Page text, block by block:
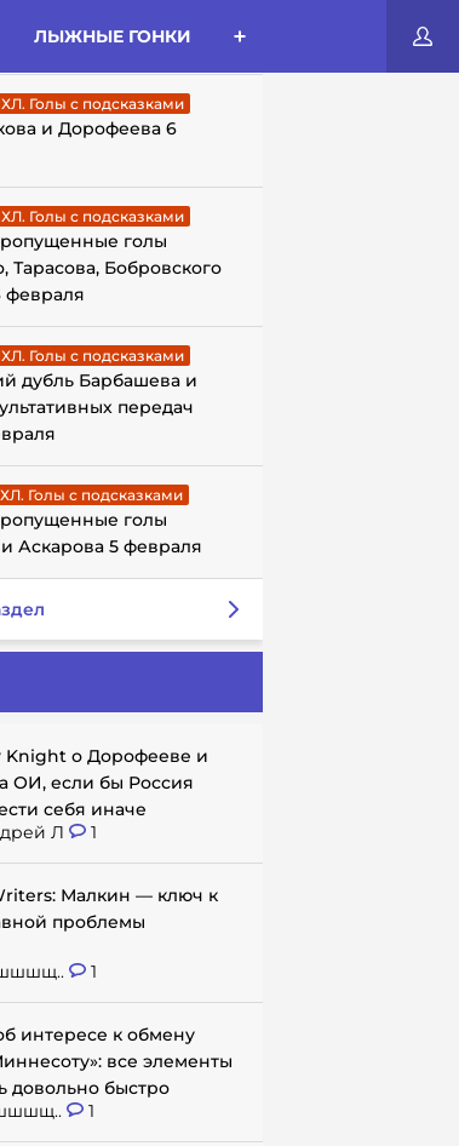
ЛЫЖНЫЕ ГОНКИ
Голы с подсказками
и Дорофеева 6
Голы с подсказками
голы
Тарасова, Бобровского
февраля
Голы с подсказками
дубль Барбашева и
передач
Голы с подсказками
голы
Аскарова 5 февраля
Knight о Дорофееве и
ОИ, если бы Россия
себя иначе
Л 1
Малкин — ключ к
проблемы
1
интересе к обмену
все элементы
довольно быстро
1